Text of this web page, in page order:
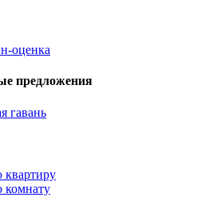
оценка
предложения
гавань